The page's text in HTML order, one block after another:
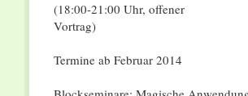
(18:00-21:00 Uhr, offener
Vortrag)
Termine ab Februar 2014